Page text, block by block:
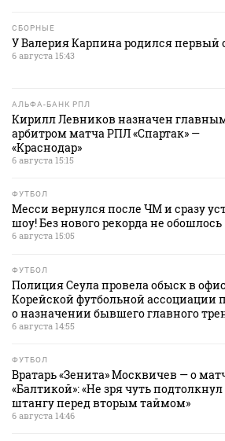
СБОРНЫЕ
У Валерия Карпина родился первый
6 августа 15:43
АЛЬФА-БАНК РПЛ
Кирилл Левников назначен
арбитром матча РПЛ «Спартак» —
«Краснодар»
6 августа 15:15
ФУТБОЛ
Месси вернулся после ЧМ и сразу
шоу! Без нового рекорда не обошлось
6 августа 15:05
ФУТБОЛ
Полиция Сеула провела обыск в
Корейской футбольной ассоциации
о назначении бывшего главного
6 августа 14:55
ФУТБОЛ
Вратарь «Зенита» Москвичев — о
«Балтикой»: «Не зря чуть подтолкнул
штангу перед вторым таймом»
6 августа 14:46